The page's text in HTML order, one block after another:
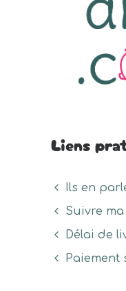
Liens
Ils en
Suivre
Délai de
Paiement